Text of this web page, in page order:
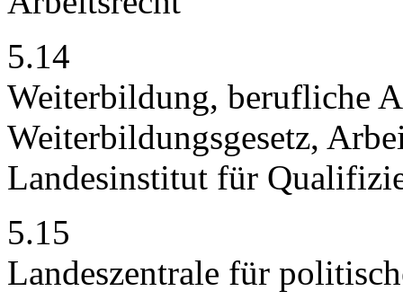
5.14
Weiterbildung, berufliche
Weiterbildungsgesetz,
Landesinstitut für
5.15
Landeszentrale für